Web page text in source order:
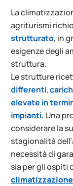
La
agriturismi
strutturato, in
esigenze degli
struttura.
Le strutture
differenti,
elevate in
impianti. Una
considerare la
stagionalità
necessità di
sia per gli ospiti